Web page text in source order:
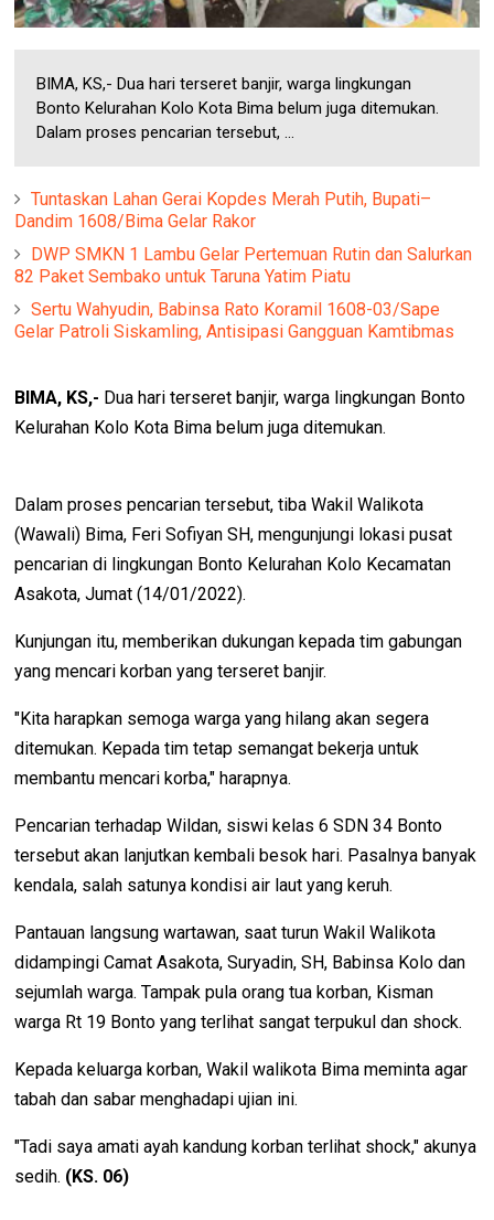
BIMA, KS,- Dua hari terseret banjir, warga lingkungan
Bonto Kelurahan Kolo Kota Bima belum juga ditemukan.
Dalam proses pencarian tersebut, ...
Tuntaskan Lahan Gerai Kopdes Merah Putih, Bupati–
Dandim 1608/Bima Gelar Rakor
DWP SMKN 1 Lambu Gelar Pertemuan Rutin dan Salurkan
82 Paket Sembako untuk Taruna Yatim Piatu
Sertu Wahyudin, Babinsa Rato Koramil 1608-03/Sape
Gelar Patroli Siskamling, Antisipasi Gangguan Kamtibmas
BIMA, KS,- Dua hari terseret banjir, warga lingkungan Bonto
Kelurahan Kolo Kota Bima belum juga ditemukan.
Dalam proses pencarian tersebut, tiba Wakil Walikota
(Wawali) Bima, Feri Sofiyan SH, mengunjungi lokasi pusat
pencarian di lingkungan Bonto Kelurahan Kolo Kecamatan
Asakota, Jumat (14/01/2022).
Kunjungan itu, memberikan dukungan kepada tim gabungan
yang mencari korban yang terseret banjir.
"Kita harapkan semoga warga yang hilang akan segera
ditemukan. Kepada tim tetap semangat bekerja untuk
membantu mencari korba," harapnya.
Pencarian terhadap Wildan, siswi kelas 6 SDN 34 Bonto
tersebut akan lanjutkan kembali besok hari. Pasalnya banyak
kendala, salah satunya kondisi air laut yang keruh.
Pantauan langsung wartawan, saat turun Wakil Walikota
didampingi Camat Asakota, Suryadin, SH, Babinsa Kolo dan
sejumlah warga. Tampak pula orang tua korban, Kisman
warga Rt 19 Bonto yang terlihat sangat terpukul dan shock.
Kepada keluarga korban, Wakil walikota Bima meminta agar
tabah dan sabar menghadapi ujian ini.
"Tadi saya amati ayah kandung korban terlihat shock," akunya
sedih. (KS. 06)